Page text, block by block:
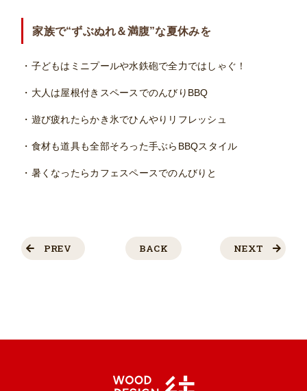
家族で“ずぶぬれ＆満腹”な夏休みを
・子どもはミニプールや水鉄砲で全力ではしゃぐ！
・大人は屋根付きスペースでのんびりBBQ
・遊び疲れたらかき氷でひんやりリフレッシュ
・食材も道具も全部そろった手ぶらBBQスタイル
・暑くなったらカフェスペースでのんびりと
NEXT
BACK
PREV